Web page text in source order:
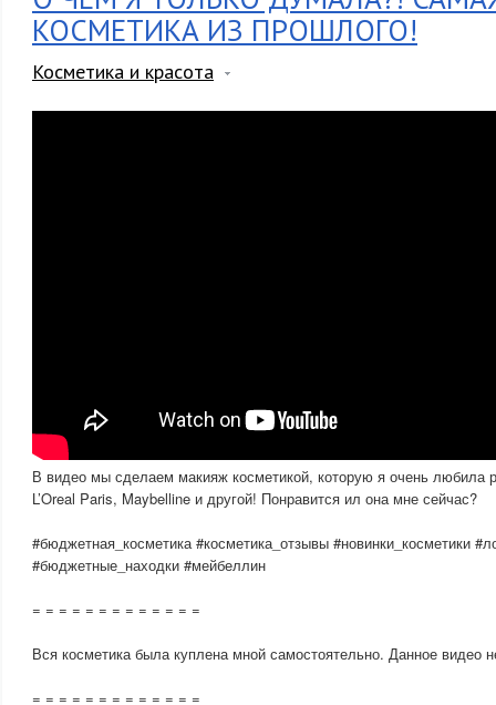
КОСМЕТИКА ИЗ ПРОШЛОГО!
Косметика и красота
В видео мы сделаем макияж косметикой, которую я очень любила
L’Oreal Paris, Maybelline и другой! Понравится ил она мне сейчас?
#бюджетная_косметика #косметика_отзывы #новинки_косметики
#бюджетные_находки #мейбеллин
= = = = = = = = = = = = =
Вся косметика была куплена мной самостоятельно. Данное видео
= = = = = = = = = = = = =